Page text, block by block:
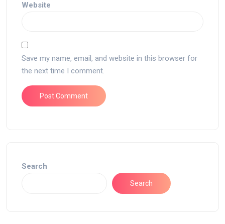
Website
Save my name, email, and website in this browser for
the next time I comment.
Search
Search